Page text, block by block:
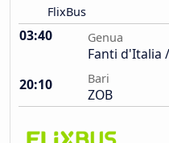
FlixBus
03:40 Genua
Fanti d'Italia
20:10
Bari
ZOB